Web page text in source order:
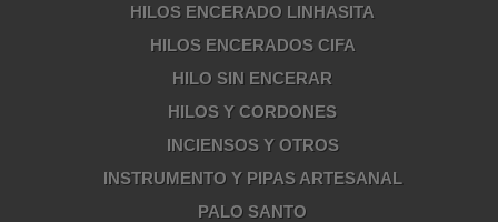
HILOS ENCERADO LINHASITA
HILOS ENCERADOS CIFA
HILO SIN ENCERAR
HILOS Y CORDONES
INCIENSOS Y OTROS
INSTRUMENTO Y PIPAS ARTESANAL
PALO SANTO